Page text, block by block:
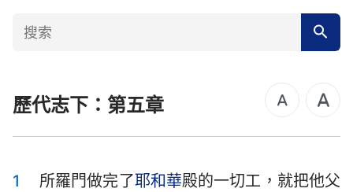
申命記
撒母耳記上
歷代志上 歷代志下
歷代志下：第五章
1 所羅門做完了耶和華殿的一切工，就把他父